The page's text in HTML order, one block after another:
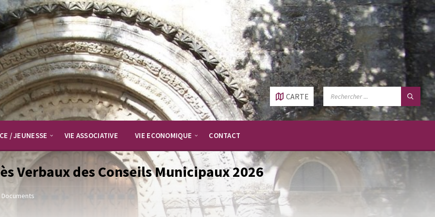
CARTE
RECHERCHE:
/ JEUNESSE VIE ASSOCIATIVE VIE ECONOMIQUE CONTACT
Verbaux des Conseils Municipaux 2026
Documents